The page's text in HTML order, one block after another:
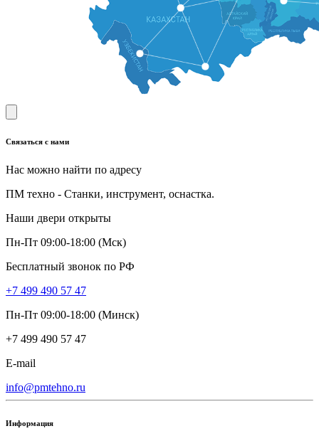
Связаться с нами
Нас можно найти по адресу
ПМ техно - Станки, инструмент, оснастка.
Наши двери открыты
Пн-Пт 09:00-18:00 (Мск)
Бесплатный звонок по РФ
+7 499 490 57 47
Пн-Пт 09:00-18:00 (Минск)
+7 499 490 57 47
E-mail
info@pmtehno.ru
Информация